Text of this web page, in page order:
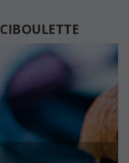
CIBOULETTE